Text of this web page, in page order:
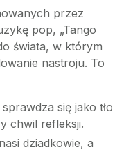
przez
pop, „Tango
świata, w którym
nastroju. To
się jako tło
chwil refleksji.
dziadkowie, a